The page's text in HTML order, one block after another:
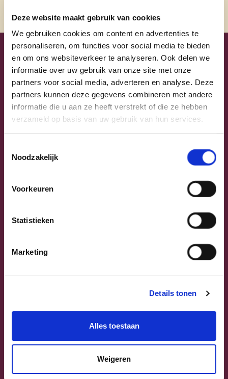
Deze website maakt gebruik van cookies
We gebruiken cookies om content en advertenties te
personaliseren, om functies voor social media te bieden
en om ons websiteverkeer te analyseren. Ook delen we
informatie over uw gebruik van onze site met onze
partners voor social media, adverteren en analyse. Deze
partners kunnen deze gegevens combineren met andere
informatie die u aan ze heeft verstrekt of die ze hebben
verzameld op basis van uw gebruik van hun services.
Noodzakelijk
Voorkeuren
Statistieken
Marketing
Details tonen
Alles toestaan
Weigeren
Uw lijsttrekkers
Sammy Mahdi
Vlaams-Brabant | Federaal Parlement
Previous Next
alle kandidaten